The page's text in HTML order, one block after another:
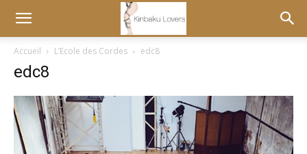
Accueil L’Ecole des Cordes edc8
edc8